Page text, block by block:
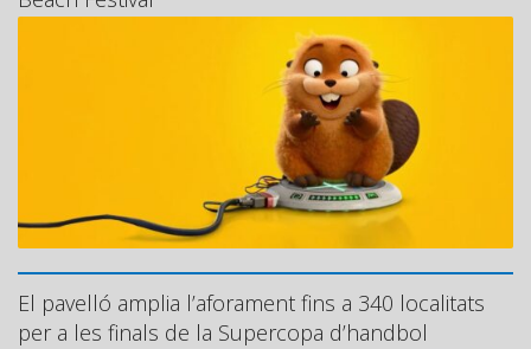
El pavelló amplia l’aforament fins a 340 localitats
per a les finals de la Supercopa d’handbol